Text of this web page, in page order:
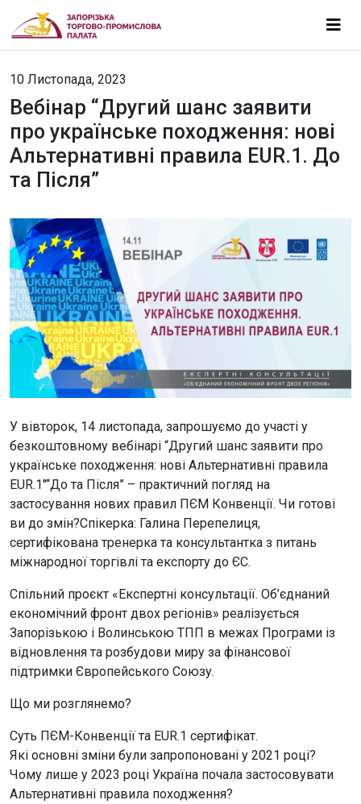
10 Листопада, 2023
Вебінар “Другий шанс заявити
про українське походження: нові
Альтернативні правила EUR.1. До
та Після”
У вівторок, 14 листопада, запрошуємо до участі у
безкоштовному вебінарі “Другий шанс заявити про
українське походження: нові Альтернативні правила
EUR.1″“До та Після” – практичний погляд на
застосування нових правил ПЄМ Конвенції. Чи готові
ви до змін?Спікерка: Галина Перепелиця,
сертифікована тренерка та консультантка з питань
міжнародної торгівлі та експорту до ЄС.
Спільний проєкт «Експертні консультації. Об’єднаний
економічний фронт двох регіонів» реалізується
Запорізькою і Волинською ТПП в межах Програми із
відновлення та розбудови миру за фінансової
підтримки Європейського Союзу.
Що ми розглянемо?
Суть ПЄМ-Конвенції та EUR.1 сертифікат.
Які основні зміни були запропоновані у 2021 році?
Чому лише у 2023 році Україна почала застосовувати
Альтернативні правила походження?